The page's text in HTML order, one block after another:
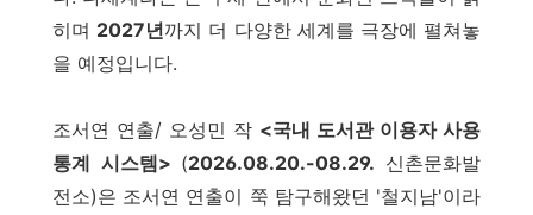
히며 2027년까지 더 다양한 세계를 극장에 펼쳐놓
을 예정입니다.
조서연 연출/ 오성민 작 <국내 도서관 이용자 사용
통계 시스템> (2026.08.20.-08.29. 신촌문화발
전소)은 조서연 연출이 쭉 탐구해왔던 '철지남'이라